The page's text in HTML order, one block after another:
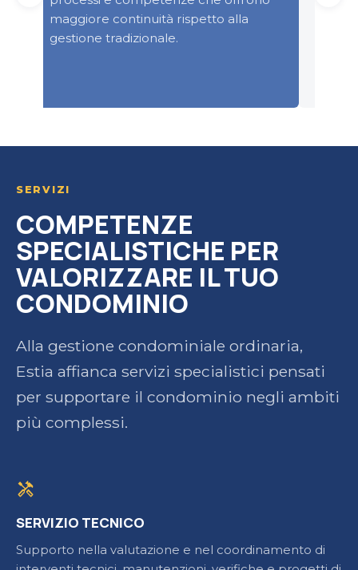
maggiore continuità rispetto alla
gestione tradizionale.
SERVIZI
COMPETENZE
SPECIALISTICHE PER
VALORIZZARE IL TUO
CONDOMINIO
Alla gestione condominiale ordinaria,
Estia affianca servizi specialistici pensati
per supportare il condominio negli ambiti
più complessi.
handyman
SERVIZIO TECNICO
Supporto nella valutazione e nel coordinamento di